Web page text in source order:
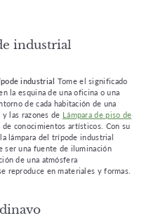
industrial
industrial Tome el significado
la esquina de una oficina o una
de cada habitación de una
las razones de Lámpara de piso de
conocimientos artísticos. Con su
lámpara del trípode industrial
ser una fuente de iluminación
de una atmósfera
reproduce en materiales y formas.